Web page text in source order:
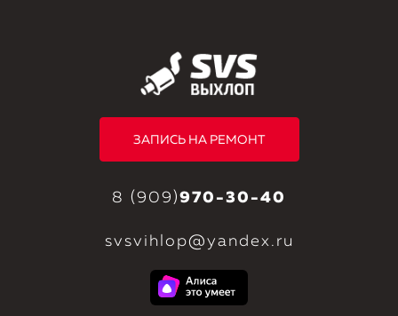
ЗАПИСЬ НА РЕМОНТ
8 (909)970-30-40
svsvihlop@yandex.ru